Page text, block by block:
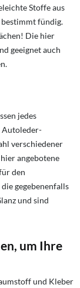
Stoffe aus
fündig.
Die hier
geeignet auch
jedes
Autoleder-
verschiedener
angebotene
den
gegebenenfalls
und sind
um Ihre
und Kleber